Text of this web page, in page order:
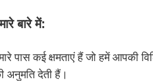
बारे में:
पास कई क्षमताएं हैं जो हमें आपकी
अनुमति देती हैं।